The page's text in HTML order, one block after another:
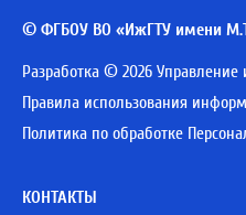
© ФГБОУ ВО «ИжГТУ имени
Разработка © 2026
Правила использования
Политика по обработке
КОНТАКТЫ